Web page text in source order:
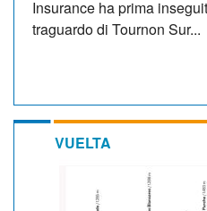
Insurance ha prima
traguardo di Tournon Sur...
VUELTA